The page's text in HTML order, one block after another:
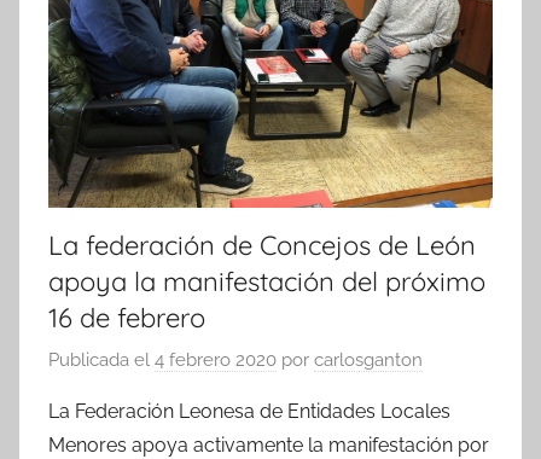
La federación de Concejos de León
apoya la manifestación del próximo
16 de febrero
Publicada el 4 febrero 2020 por carlosganton
La Federación Leonesa de Entidades Locales
Menores apoya activamente la manifestación por